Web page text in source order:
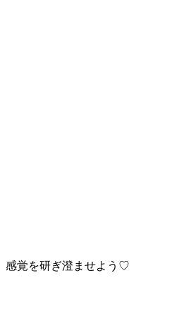
感覚を研ぎ澄ませよう♡